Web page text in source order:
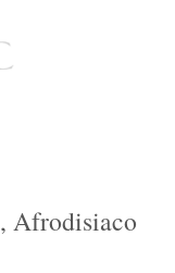
Afrodisiaco